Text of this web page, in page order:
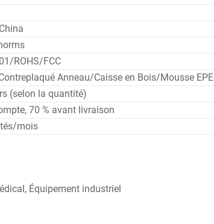
ROHS/FCC
Anneau/Caisse en Bois/Mousse EPE
(selon la quantité)
70 % avant livraison
mois
Équipement industriel